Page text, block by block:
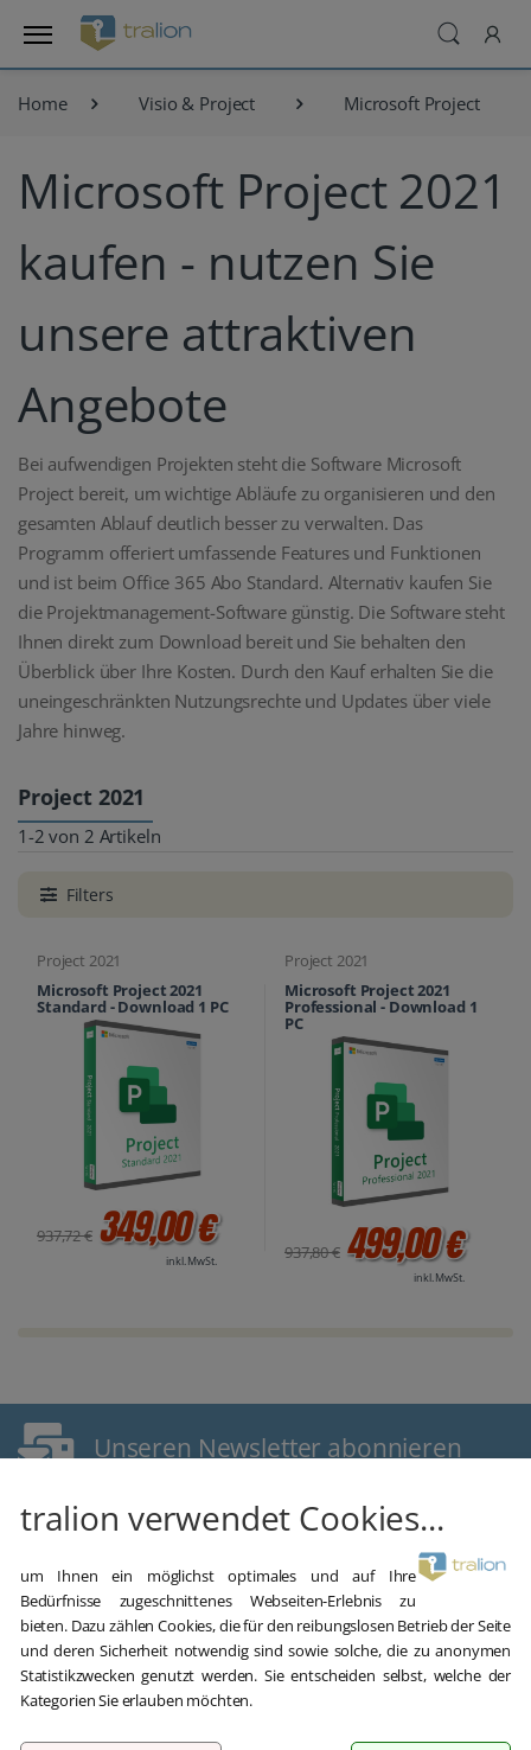
Home Visio & Project Microsoft Project
Microsoft Project 2021
kaufen - nutzen Sie
unsere attraktiven
Angebote
Bei aufwendigen Projekten steht die Software Microsoft
Project bereit, um wichtige Abläufe zu organisieren und den
gesamten Ablauf deutlich besser zu verwalten. Das
Programm offeriert umfassende Features und Funktionen
und ist beim Office 365 Abo Standard. Alternativ kaufen Sie
die Projektmanagement-Software günstig. Die Software steht
Ihnen direkt zum Download bereit und Sie behalten den
Überblick über Ihre Kosten. Durch den Kauf erhalten Sie die
uneingeschränkten Nutzungsrechte und Updates über viele
Jahre hinweg.
Project 2021
1-2 von 2 Artikeln
Filters
Project 2021
Microsoft Project 2021
Standard - Download 1 PC
937,72 € 349,00 €
inkl. MwSt.
Project 2021
Microsoft Project 2021
Professional - Download 1
PC
937,80 € 499,00 €
inkl. MwSt.
Unseren Newsletter abonnieren
Gebrauchte Software kaufen
tralion verwendet Cookies...
um Ihnen ein möglichst optimales und auf Ihre
Bedürfnisse zugeschnittenes Webseiten-Erlebnis zu
bieten. Dazu zählen Cookies, die für den reibungslosen Betrieb der Seite
und deren Sicherheit notwendig sind sowie solche, die zu anonymen
Statistikzwecken genutzt werden. Sie entscheiden selbst, welche der
Kategorien Sie erlauben möchten.